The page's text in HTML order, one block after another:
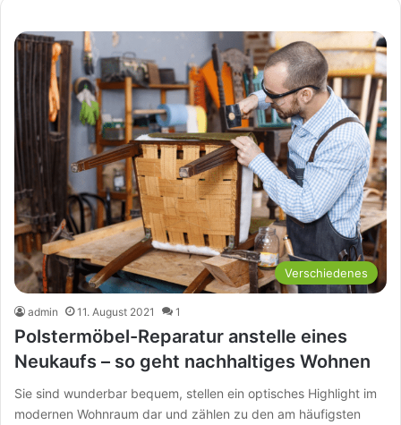
Verschiedenes
admin 11. August 2021 1
Polstermöbel-Reparatur anstelle eines
Neukaufs – so geht nachhaltiges Wohnen
Sie sind wunderbar bequem, stellen ein optisches Highlight im
modernen Wohnraum dar und zählen zu den am häufigsten